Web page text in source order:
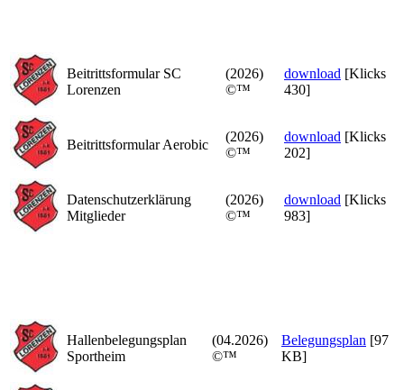
Beitrittsformular SC
Lorenzen
(2026)
©™
download [Klicks
430]
Beitrittsformular Aerobic
(2026)
©™
download [Klicks
202]
Datenschutzerklärung
Mitglieder
(2026)
©™
download [Klicks
983]
Hallenbelegungsplan
Sportheim
(04.2026)
©™
Belegungsplan [97
KB]